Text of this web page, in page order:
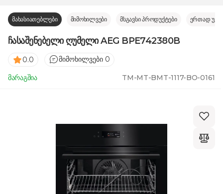
მახასიათებლები მიმოხილვები მსგავსი პროდუქტები ერთად
ჩასაშენებელი ღუმელი AEG BPE742380B
0.0 მიმოხილვები 0
მარაგშია TM-MT-BMT-1117-BO-0161